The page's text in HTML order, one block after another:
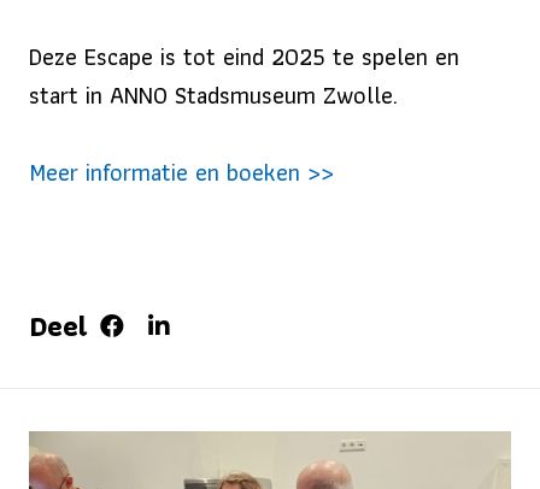
Deze Escape is tot eind 2025 te spelen en
start in ANNO Stadsmuseum Zwolle.
Meer informatie en boeken >>
Deel